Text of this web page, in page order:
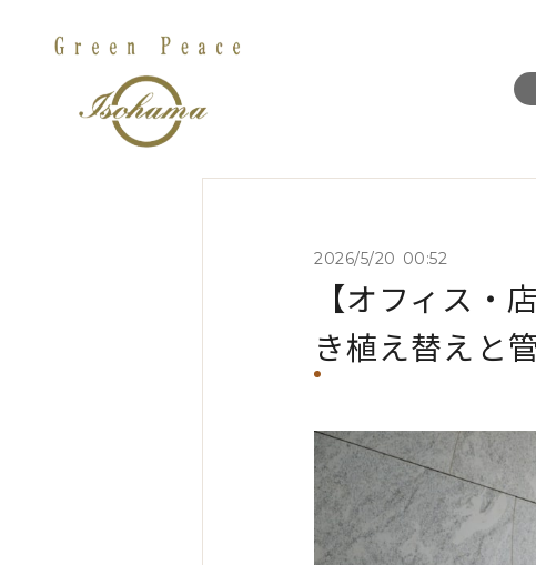
2026/5/20 00:52
【オフィス
き植え替えと